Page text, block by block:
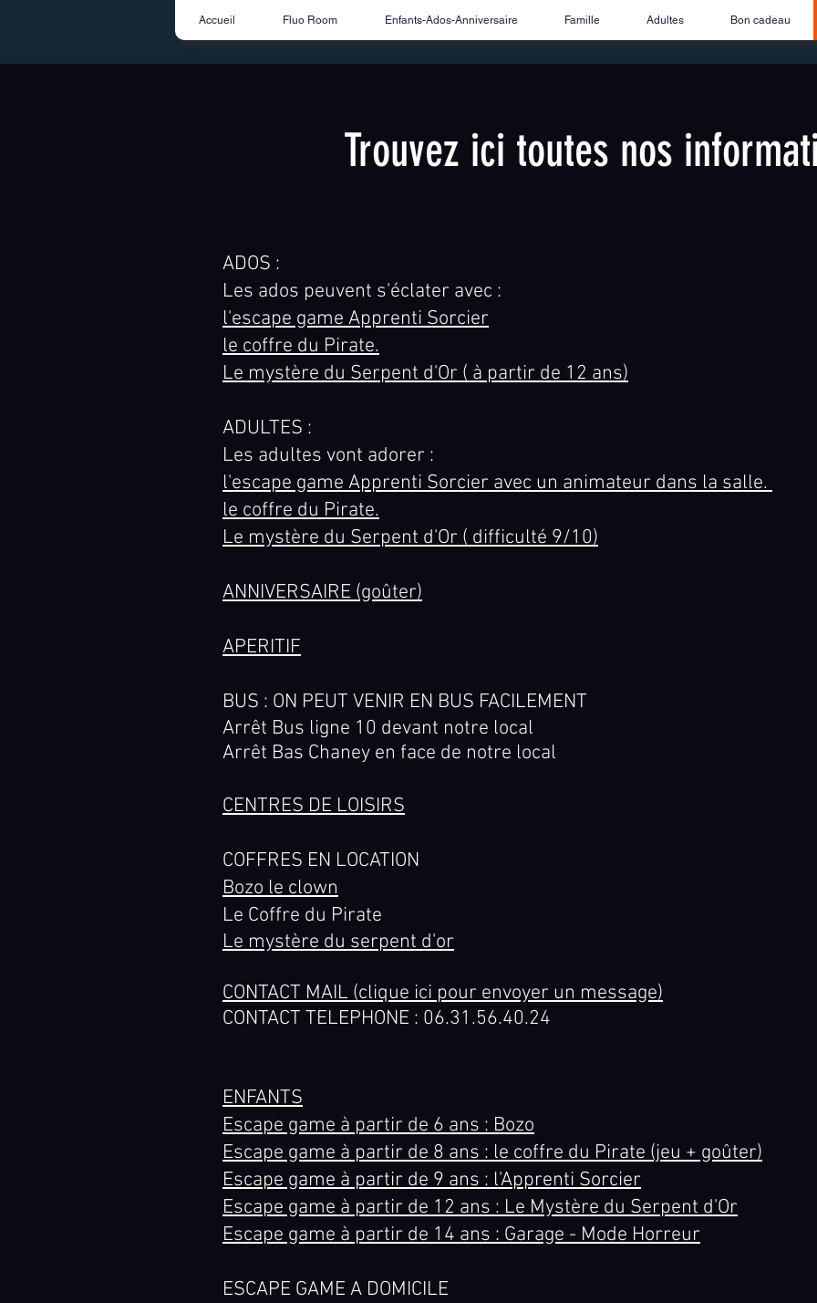
Accueil Fluo Room Enfants-Ados-Anniversaire Famille Adultes Bon cadeau
Trouvez ici toutes nos
ADOS :
Les ados peuvent s'éclater avec :
l'escape game Apprenti Sorcier
le coffre du Pirate.
Le mystère du Serpent d'Or ( à partir de 12 ans)
ADULTES :
Les adultes vont adorer :
l'escape game Apprenti Sorcier avec un animateur dans la salle.
le coffre du Pirate.
Le mystère du Serpent d'Or ( difficulté 9/10)
ANNIVERSAIRE (goûter)
APERITIF
BUS : ON PEUT VENIR EN BUS FACILEMENT
Arrêt Bus ligne 10 devant notre local
Arrêt Bas Chaney en face de notre local
CENTRES DE LOISIRS
COFFRES EN LOCATION
Bozo le clown
Le Coffre du Pirate
Le mystère du serpent d'or
CONTACT MAIL (clique ici pour envoyer un message)
CONTACT TELEPHONE : 06.31.56.40.24
ENFANTS
Escape game à partir de 6 ans : Bozo
Escape game à partir de 8 ans : le coffre du Pirate (jeu + goûter)
Escape game à partir de 9 ans : l'Apprenti Sorcier
Escape game à partir de 12 ans : Le Mystère du Serpent d'Or
Escape game à partir de 14 ans : Garage - Mode Horreur
ESCAPE GAME A DOMICILE